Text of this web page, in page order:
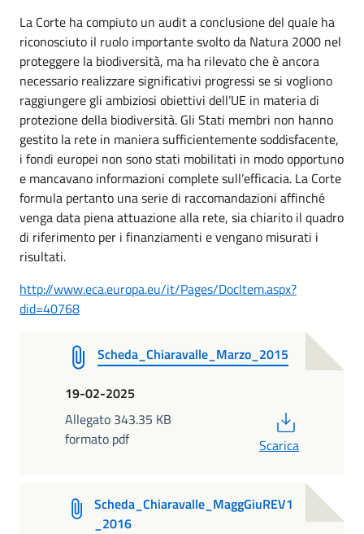
La Corte ha compiuto un audit a conclusione del quale ha
riconosciuto il ruolo importante svolto da Natura 2000 nel
proteggere la biodiversità, ma ha rilevato che è ancora
necessario realizzare significativi progressi se si vogliono
raggiungere gli ambiziosi obiettivi dell’UE in materia di
protezione della biodiversità. Gli Stati membri non hanno
gestito la rete in maniera sufficientemente soddisfacente,
i fondi europei non sono stati mobilitati in modo opportuno
e mancavano informazioni complete sull’efficacia. La Corte
formula pertanto una serie di raccomandazioni affinché
venga data piena attuazione alla rete, sia chiarito il quadro
di riferimento per i finanziamenti e vengano misurati i
risultati.
http://www.eca.europa.eu/it/Pages/DocItem.aspx?
did=40768
Scheda_Chiaravalle_Marzo_2015
19-02-2025
Allegato 343.35 KB
formato pdf
Scarica
Scheda_Chiaravalle_MaggGiuREV1
_2016